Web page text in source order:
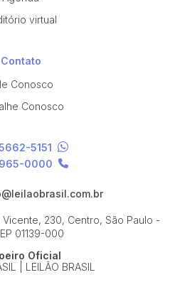
virtual
Contato
Conosco
Conosco
5151
0000
230, Centro, São Paulo -
01139-000
Oficial
| LEILÃO BRASIL